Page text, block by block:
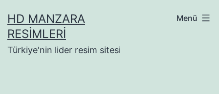
geçHD MANZARA
RESIMLERI
Türkiye'nin lider resim sitesi
Menü